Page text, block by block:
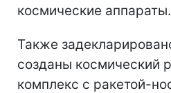
космические аппараты.
Также
созданы космический
комплекс с ракетой-